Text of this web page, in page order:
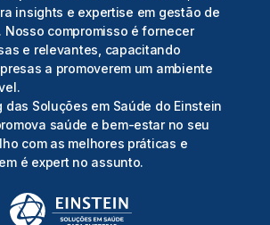
insights e expertise em gestão de
Nosso compromisso é fornecer
e relevantes, capacitando
a promoverem um ambiente
das Soluções em Saúde do Einstein
saúde e bem-estar no seu
com as melhores práticas e
é expert no assunto.